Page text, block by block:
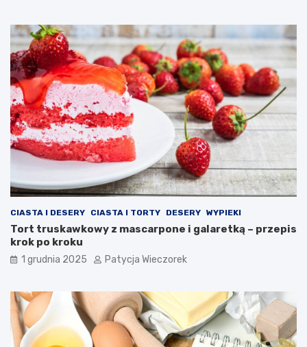
CIASTA I DESERY CIASTA I TORTY DESERY WYPIEKI
Tort truskawkowy z mascarpone i galaretką – przepis
krok po kroku
1 grudnia 2025 Patycja Wieczorek